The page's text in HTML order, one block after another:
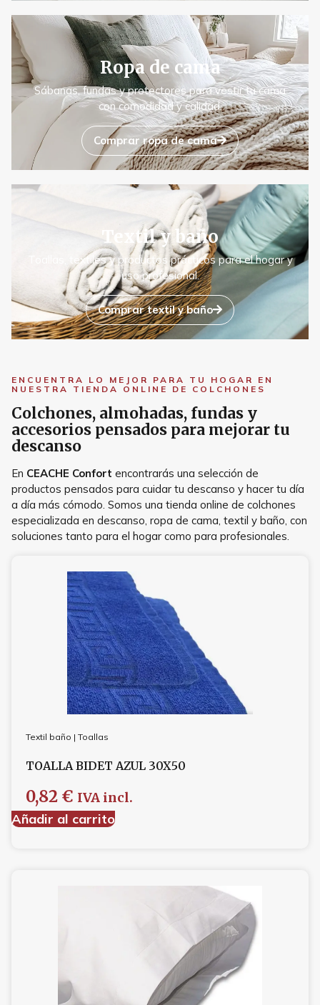
Ropa de cama
Sábanas, fundas y protectores para vestir tu cama
con comodidad y calidad.
Comprar ropa de cama
Textil y baño
Toallas, textiles y productos prácticos para el hogar y
uso profesional.
Comprar textil y baño
ENCUENTRA LO MEJOR PARA TU HOGAR EN
NUESTRA TIENDA ONLINE DE COLCHONES
Colchones, almohadas, fundas y
accesorios pensados para mejorar tu
descanso
En CEACHE Confort encontrarás una selección de
productos pensados para cuidar tu descanso y hacer tu día
a día más cómodo. Somos una tienda online de colchones
especializada en descanso, ropa de cama, textil y baño, con
soluciones tanto para el hogar como para profesionales.
Textil baño | Toallas
TOALLA BIDET AZUL 30X50
0,82 € IVA incl.
Añadir al carrito